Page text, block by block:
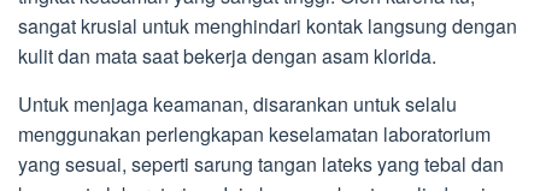
sangat krusial untuk menghindari kontak langsung dengan
kulit dan mata saat bekerja dengan asam klorida.
Untuk menjaga keamanan, disarankan untuk selalu
menggunakan perlengkapan keselamatan laboratorium
yang sesuai, seperti sarung tangan lateks yang tebal dan